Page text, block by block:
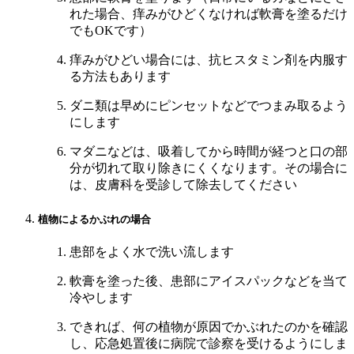
れた場合、痒みがひどくなければ軟膏を塗るだけ
でもOKです）
痒みがひどい場合には、抗ヒスタミン剤を内服す
る方法もあります
ダニ類は早めにピンセットなどでつまみ取るよう
にします
マダニなどは、吸着してから時間が経つと口の部
分が切れて取り除きにくくなります。その場合に
は、皮膚科を受診して除去してください
植物によるかぶれの場合
患部をよく水で洗い流します
軟膏を塗った後、患部にアイスパックなどを当て
冷やします
できれば、何の植物が原因でかぶれたのかを確認
し、応急処置後に病院で診察を受けるようにしま